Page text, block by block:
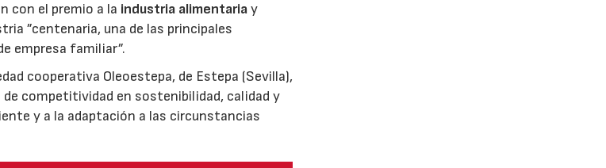
con el premio a la industria alimentariay
”centenaria, una de las principales
empresa familiar”.
cooperativa Oleoestepa, de Estepa (Sevilla),
de competitividad en sostenibilidad, calidad y
y a la adaptación a las circunstancias